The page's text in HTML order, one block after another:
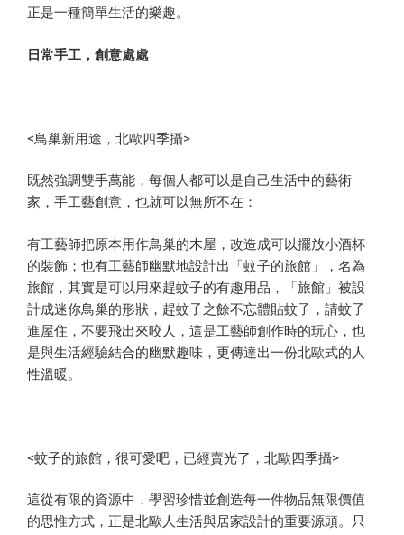
正是一種簡單生活的樂趣。
日常手工，創意處處
<鳥巢新用途，北歐四季攝>
既然強調雙手萬能，每個人都可以是自己生活中的藝術
家，手工藝創意，也就可以無所不在：
有工藝師把原本用作鳥巢的木屋，改造成可以擺放小酒杯
的裝飾；也有工藝師幽默地設計出「蚊子的旅館」，名為
旅館，其實是可以用來趕蚊子的有趣用品，「旅館」被設
計成迷你鳥巢的形狀，趕蚊子之餘不忘體貼蚊子，請蚊子
進屋住，不要飛出來咬人，這是工藝師創作時的玩心，也
是與生活經驗結合的幽默趣味，更傳達出一份北歐式的人
性溫暖。
<蚊子的旅館，很可愛吧，已經賣光了，北歐四季攝>
這從有限的資源中，學習珍惜並創造每一件物品無限價值
的思惟方式，正是北歐人生活與居家設計的重要源頭。只